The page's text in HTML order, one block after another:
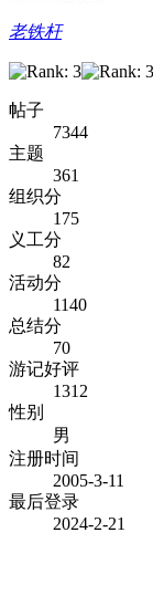
老铁杆
帖子
7344
主题
361
组织分
175
义工分
82
活动分
1140
总结分
70
游记好评
1312
性别
男
注册时间
2005-3-11
最后登录
2024-2-21